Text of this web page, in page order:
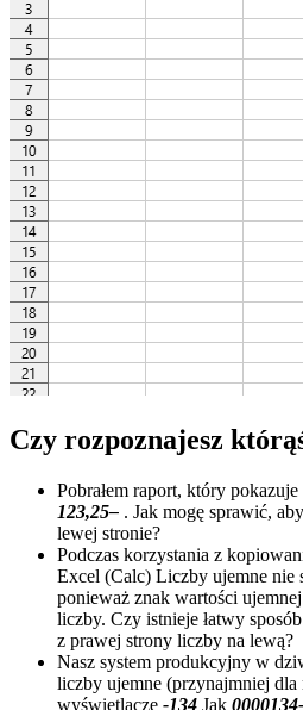
Czy rozpoznajesz
Pobrałem raport, który
123,25– . Jak mogę sprawić,
lewej stronie?
Podczas korzystania z
Excel (Calc) Liczby ujemne nie
ponieważ znak wartości
liczby. Czy istnieje łatwy
z prawej strony liczby na lewą?
Nasz system produkcyjny w
liczby ujemne (przynajmniej dla
wyświetlacze -134 Jak 0000134-